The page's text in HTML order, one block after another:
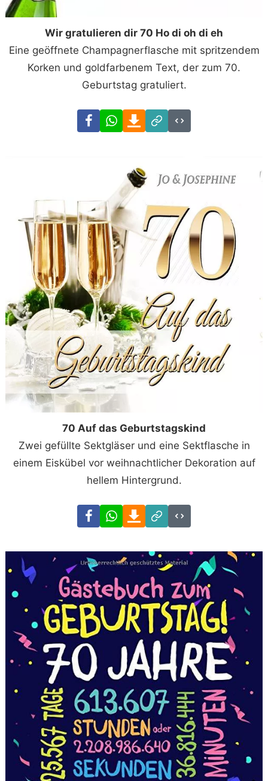
Wir gratulieren dir 70 Ho di oh di eh
Eine geöffnete Champagnerflasche mit spritzendem
Korken und goldfarbenem Text, der zum 70.
Geburtstag gratuliert.
FacebookWhatsAppDownload
Link
Code
70 Auf das Geburtstagskind
Zwei gefüllte Sektgläser und eine Sektflasche in
einem Eiskübel vor weihnachtlicher Dekoration auf
hellem Hintergrund.
FacebookWhatsAppDownload
Link
Code